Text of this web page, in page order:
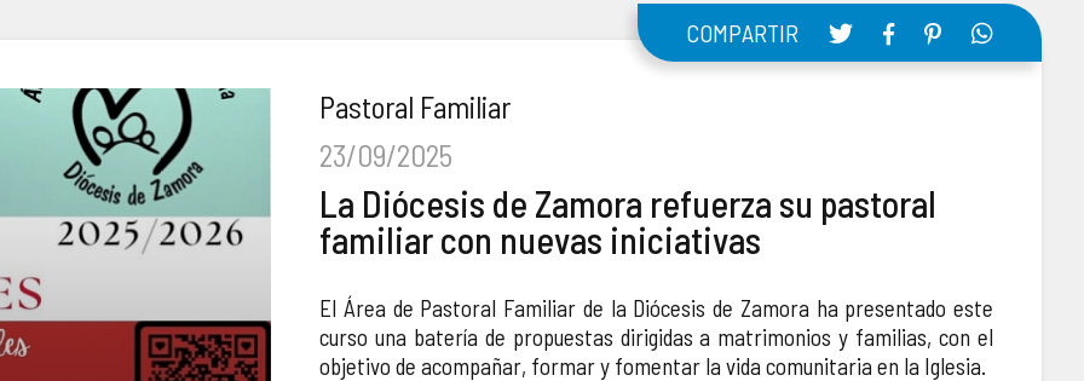
Pastoral Familiar
23/09/2025
COMPARTIR
La Diócesis de Zamora refuerza su pastoral
familiar con nuevas iniciativas
El Área de Pastoral Familiar de la Diócesis de Zamora ha presentado este
curso una batería de propuestas dirigidas a matrimonios y familias, con el
objetivo de acompañar, formar y fomentar la vida comunitaria en la Iglesia.